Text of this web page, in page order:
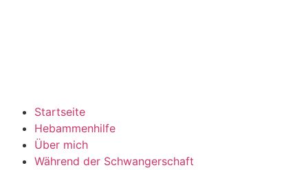
Startseite
Hebammenhilfe
Über mich
Während der Schwangerschaft